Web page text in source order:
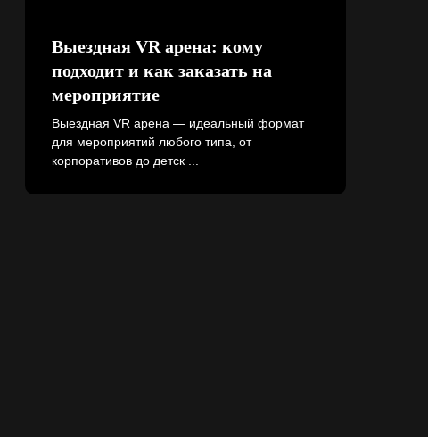
Выездная VR арена: кому
подходит и как заказать на
мероприятие
Выездная VR арена — идеальный формат
для мероприятий любого типа, от
корпоративов до детск ...